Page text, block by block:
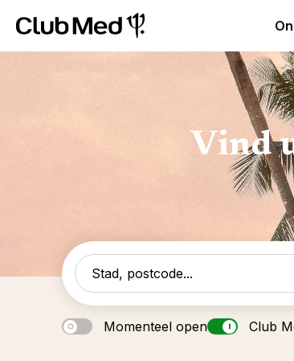
Club Med Premium All Inclusive Resorts &
Vind
Momenteel open Club